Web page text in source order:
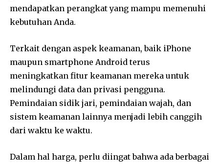
mendapatkan perangkat yang mampu memenuhi
kebutuhan Anda.
Terkait dengan aspek keamanan, baik iPhone
maupun smartphone Android terus
meningkatkan fitur keamanan mereka untuk
melindungi data dan privasi pengguna.
Pemindaian sidik jari, pemindaian wajah, dan
sistem keamanan lainnya menjadi lebih canggih
dari waktu ke waktu.
Dalam hal harga, perlu diingat bahwa ada berbagai